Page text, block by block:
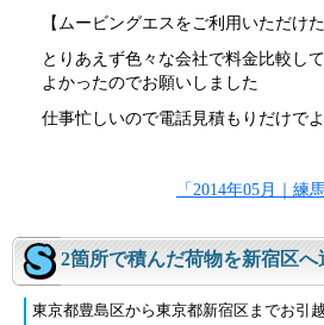
【ムービングエスをご利用いただけた
とりあえず色々な会社で料金比較し
よかったのでお願いしました
仕事忙しいので電話見積もりだけで
「2014年05月｜
2箇所で積んだ荷物を新宿区へ
東京都豊島区から東京都新宿区までお引